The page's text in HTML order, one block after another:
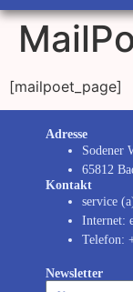
[mailpoet_page]
Adresse
Sodener
65812
Kontakt
service
Internet:
Telefon:
Newsletter